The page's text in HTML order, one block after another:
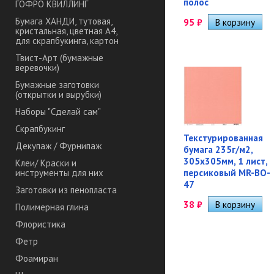
ГОФРО КВИЛЛИНГ
Бумага ХАНДИ, тутовая,
кристальная, цветная А4,
для скрапбукинга, картон
Твист-Арт (бумажные
веревочки)
Бумажные заготовки
(открытки и вырубки)
Наборы "Сделай сам"
Скрапбукинг
Декупаж / Фурнипаж
Клеи/ Краски и
инструменты для них
Заготовки из пенопласта
Полимерная глина
Флористика
Фетр
Фоамиран
95 ₽
Текстурированная
бумага 235г/м2,
305х305мм, 1 лист,
персиковый MR-BO-
47
38 ₽